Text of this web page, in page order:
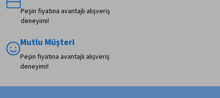
Peşin fiyatına avantajlı alışveriş
deneyimi!
Mutlu Müşteri
Peşin fiyatına avantajlı alışveriş
deneyimi!